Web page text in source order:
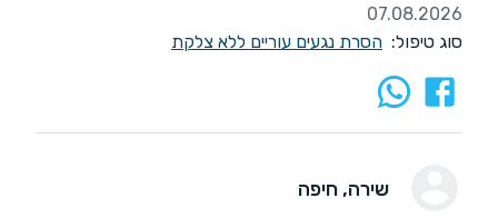
07.08.2026
סוג טיפול: הסרת נגעים עוריים ללא צלקת
שירה, חיפה